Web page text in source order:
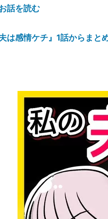
話を読む
は感情ケチ』1話からまと